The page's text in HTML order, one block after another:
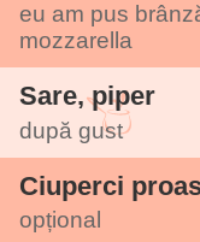
eu am pus
mozzarella
Sare, piper
după gust
Ciuperci
opțional